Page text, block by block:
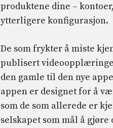
produktene dine –
ytterligere konfigurasjon.
De som frykter å miste
publisert
den gamle til den nye
appen er designet for å
som de som allerede er
selskapet som mål å